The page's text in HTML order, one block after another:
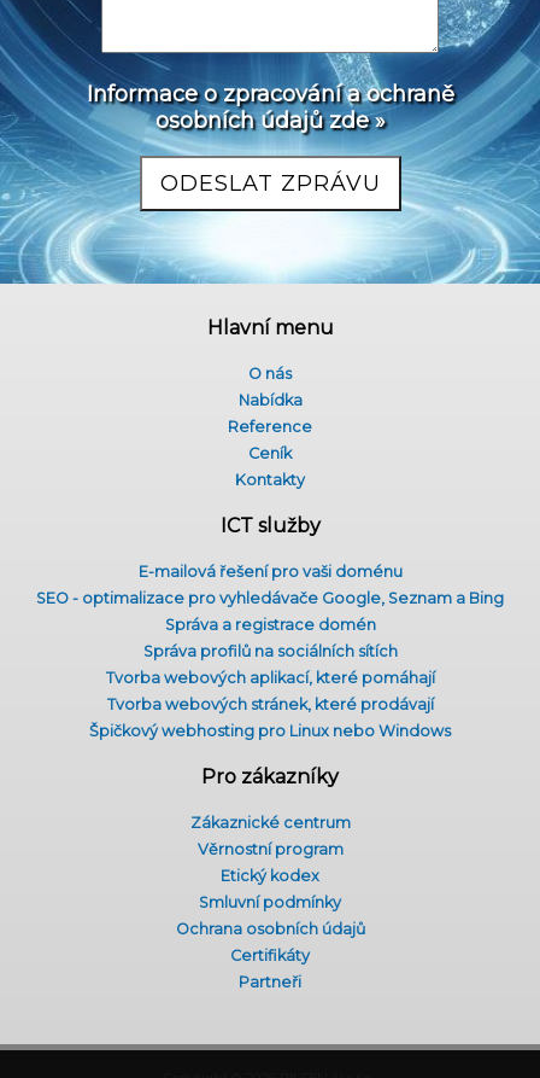
Informace o zpracování a ochraně
osobních údajů zde »
Hlavní menu
O nás
Nabídka
Reference
Ceník
Kontakty
ICT služby
E-mailová řešení pro vaši doménu
SEO - optimalizace pro vyhledávače Google, Seznam a Bing
Správa a registrace domén
Správa profilů na sociálních sítích
Tvorba webových aplikací, které pomáhají
Tvorba webových stránek, které prodávají
Špičkový webhosting pro Linux nebo Windows
Pro zákazníky
Zákaznické centrum
Věrnostní program
Etický kodex
Smluvní podmínky
Ochrana osobních údajů
Certifikáty
Partneři